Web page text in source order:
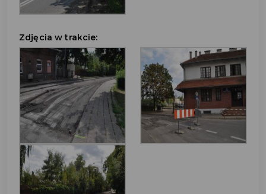
Zdjęcia w trakcie: